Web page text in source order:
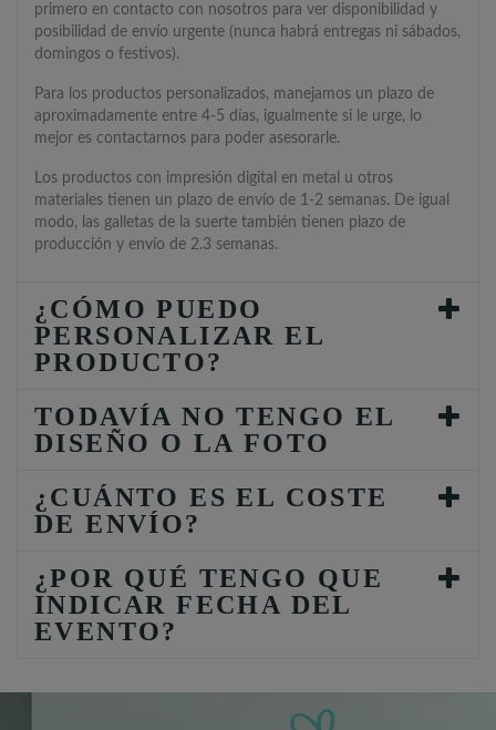
primero en contacto con nosotros para ver disponibilidad y
posibilidad de envío urgente (nunca habrá entregas ni sábados,
domingos o festivos).
Para los productos personalizados, manejamos un plazo de
aproximadamente entre 4-5 días, igualmente si le urge, lo
mejor es contactarnos para poder asesorarle.
Los productos con impresión digital en metal u otros
materiales tienen un plazo de envío de 1-2 semanas. De igual
modo, las galletas de la suerte también tienen plazo de
producción y envío de 2.3 semanas.
¿CÓMO PUEDO
PERSONALIZAR EL
PRODUCTO?
TODAVÍA NO TENGO EL
DISEÑO O LA FOTO
¿CUÁNTO ES EL COSTE
DE ENVÍO?
¿POR QUÉ TENGO QUE
INDICAR FECHA DEL
EVENTO?